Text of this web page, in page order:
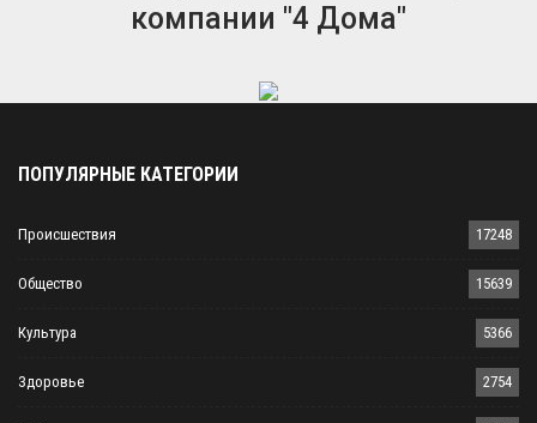
компании "4 Дома"
ПОПУЛЯРНЫЕ КАТЕГОРИИ
Происшествия 17248
Общество 15639
Культура 5366
Здоровье 2754